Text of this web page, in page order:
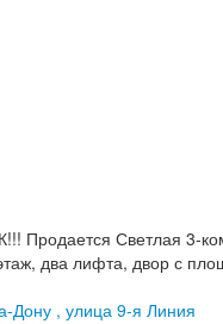
Светлая 3-
два лифта, двор с
Дону , улица 9-я Линия